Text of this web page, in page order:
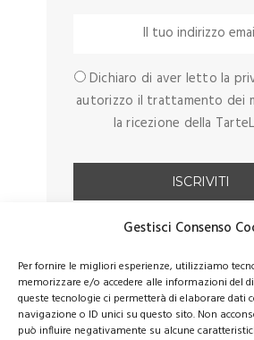
Gestisci Consenso
Per fornire le migliori esperienze, utilizziamo
memorizzare e/o accedere alle informazioni del
queste tecnologie ci permetterà di elaborare dati
navigazione o ID unici su questo sito. Non
può influire negativamente su alcune
Dichiaro di aver letto la
autorizzo il trattamento dei
la ricezione della